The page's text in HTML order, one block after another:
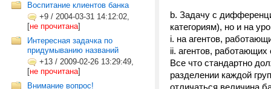
Воспитание клиентов банка
+9 / 2004-03-31 14:12:02,
[не прочитана]
Интересная задачка по
придумыванию названий
+13 / 2009-02-26 13:29:49,
[не прочитана]
Внимание вопрос!
b. Задачу с
категориям), но и на
i. на агентов,
ii. агентов,
Все что стандартно
разделении каждой
отличаться величина